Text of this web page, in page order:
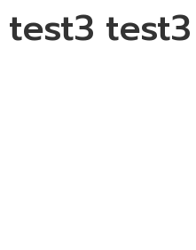
test3 test3